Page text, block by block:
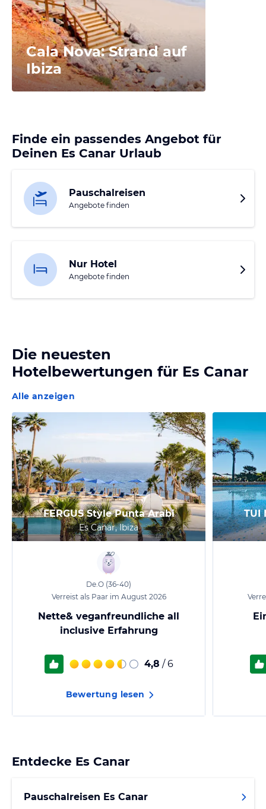
Cala Nova: Strand auf
Ibiza
Finde ein passendes Angebot für
Deinen Es Canar Urlaub
Pauschalreisen
Angebote finden
Nur Hotel
Angebote finden
Die neuesten
Hotelbewertungen für Es Canar
Alle anzeigen
FERGUS Style Punta Arabi
Es Canar, Ibiza
De.O (36-40)
Verreist als Paar im August 2026
Nette& veganfreundliche all
inclusive Erfahrung
4,8 / 6
Bewertung lesen
TUI
Entdecke Es Canar
Pauschalreisen Es Canar